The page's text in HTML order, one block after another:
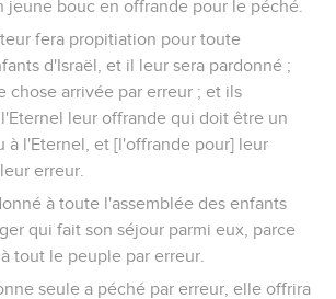
jeune bouc en offrande pour le péché.
fera propitiation pour toute
d'Israël, et il leur sera pardonné ;
chose arrivée par erreur ; et ils
leur offrande qui doit être un
à l'Eternel, et [l'offrande pour] leur
erreur.
à toute l'assemblée des enfants
qui fait son séjour parmi eux, parce
tout le peuple par erreur.
seule a péché par erreur, elle offrira